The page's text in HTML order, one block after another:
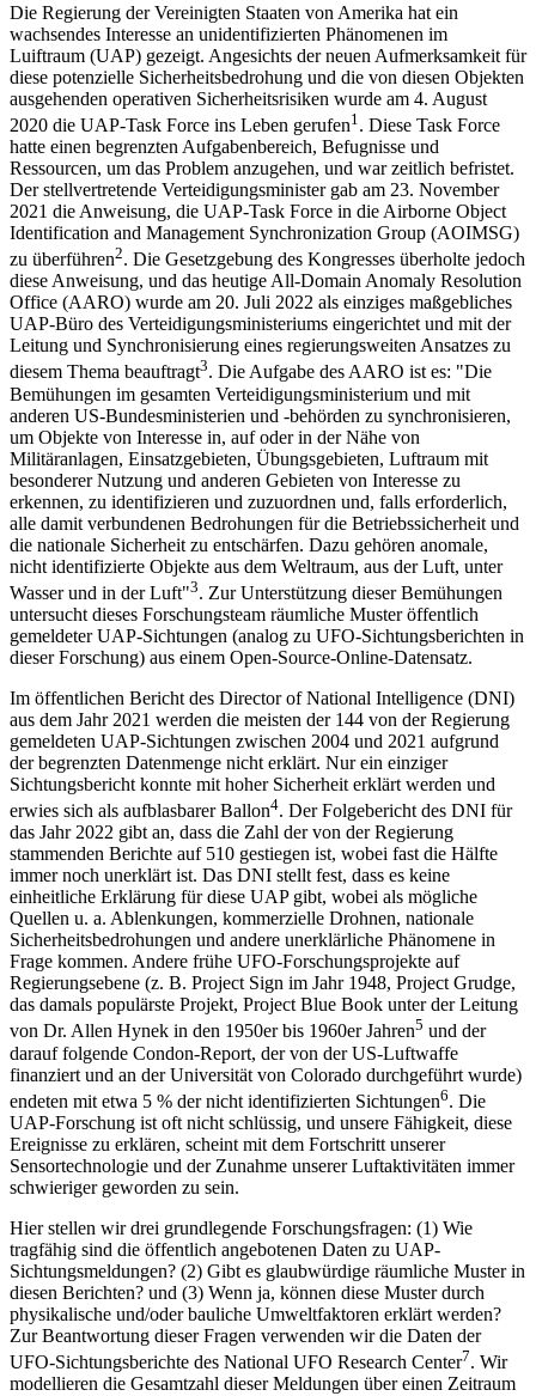
Die Regierung der Vereinigten Staaten von Amerika hat ein
wachsendes Interesse an unidentifizierten Phänomenen im
Luiftraum (UAP) gezeigt. Angesichts der neuen Aufmerksamkeit für
diese potenzielle Sicherheitsbedrohung und die von diesen Objekten
ausgehenden operativen Sicherheitsrisiken wurde am 4. August
2020 die UAP-Task Force ins Leben gerufen1 . Diese Task Force
hatte einen begrenzten Aufgabenbereich, Befugnisse und
Ressourcen, um das Problem anzugehen, und war zeitlich befristet.
Der stellvertretende Verteidigungsminister gab am 23. November
2021 die Anweisung, die UAP-Task Force in die Airborne Object
Identification and Management Synchronization Group (AOIMSG)
zu überführen2. Die Gesetzgebung des Kongresses überholte jedoch
diese Anweisung, und das heutige All-Domain Anomaly Resolution
Office (AARO) wurde am 20. Juli 2022 als einziges maßgebliches
UAP-Büro des Verteidigungsministeriums eingerichtet und mit der
Leitung und Synchronisierung eines regierungsweiten Ansatzes zu
diesem Thema beauftragt3. Die Aufgabe des AARO ist es: "Die
Bemühungen im gesamten Verteidigungsministerium und mit
anderen US-Bundesministerien und -behörden zu synchronisieren,
um Objekte von Interesse in, auf oder in der Nähe von
Militäranlagen, Einsatzgebieten, Übungsgebieten, Luftraum mit
besonderer Nutzung und anderen Gebieten von Interesse zu
erkennen, zu identifizieren und zuzuordnen und, falls erforderlich,
alle damit verbundenen Bedrohungen für die Betriebssicherheit und
die nationale Sicherheit zu entschärfen. Dazu gehören anomale,
nicht identifizierte Objekte aus dem Weltraum, aus der Luft, unter
Wasser und in der Luft"3. Zur Unterstützung dieser Bemühungen
untersucht dieses Forschungsteam räumliche Muster öffentlich
gemeldeter UAP-Sichtungen (analog zu UFO-Sichtungsberichten in
dieser Forschung) aus einem Open-Source-Online-Datensatz.
Im öffentlichen Bericht des Director of National Intelligence (DNI)
aus dem Jahr 2021 werden die meisten der 144 von der Regierung
gemeldeten UAP-Sichtungen zwischen 2004 und 2021 aufgrund
der begrenzten Datenmenge nicht erklärt. Nur ein einziger
Sichtungsbericht konnte mit hoher Sicherheit erklärt werden und
erwies sich als aufblasbarer Ballon4. Der Folgebericht des DNI für
das Jahr 2022 gibt an, dass die Zahl der von der Regierung
stammenden Berichte auf 510 gestiegen ist, wobei fast die Hälfte
immer noch unerklärt ist. Das DNI stellt fest, dass es keine
einheitliche Erklärung für diese UAP gibt, wobei als mögliche
Quellen u. a. Ablenkungen, kommerzielle Drohnen, nationale
Sicherheitsbedrohungen und andere unerklärliche Phänomene in
Frage kommen. Andere frühe UFO-Forschungsprojekte auf
Regierungsebene (z. B. Project Sign im Jahr 1948, Project Grudge,
das damals populärste Projekt, Project Blue Book unter der Leitung
von Dr. Allen Hynek in den 1950er bis 1960er Jahren5 und der
darauf folgende Condon-Report, der von der US-Luftwaffe
finanziert und an der Universität von Colorado durchgeführt wurde)
endeten mit etwa 5 % der nicht identifizierten Sichtungen6. Die
UAP-Forschung ist oft nicht schlüssig, und unsere Fähigkeit, diese
Ereignisse zu erklären, scheint mit dem Fortschritt unserer
Sensortechnologie und der Zunahme unserer Luftaktivitäten immer
schwieriger geworden zu sein.
Hier stellen wir drei grundlegende Forschungsfragen: (1) Wie
tragfähig sind die öffentlich angebotenen Daten zu UAP-
Sichtungsmeldungen? (2) Gibt es glaubwürdige räumliche Muster in
diesen Berichten? und (3) Wenn ja, können diese Muster durch
physikalische und/oder bauliche Umweltfaktoren erklärt werden?
Zur Beantwortung dieser Fragen verwenden wir die Daten der
UFO-Sichtungsberichte des National UFO Research Center7. Wir
modellieren die Gesamtzahl dieser Meldungen über einen Zeitraum